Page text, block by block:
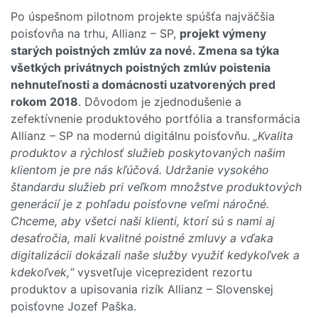
Po úspešnom pilotnom projekte spúšťa najväčšia
poisťovňa na trhu, Allianz – SP, projekt výmeny
starých poistných zmlúv za nové. Zmena sa týka
všetkých privátnych poistných zmlúv poistenia
nehnuteľnosti a domácnosti uzatvorených pred
rokom 2018. Dôvodom je zjednodušenie a
zefektívnenie produktového portfólia a transformácia
Allianz – SP na modernú digitálnu poisťovňu. „Kvalita
produktov a rýchlosť služieb poskytovaných našim
klientom je pre nás kľúčová. Udržanie vysokého
štandardu služieb pri veľkom množstve produktových
generácií je z pohľadu poisťovne veľmi náročné.
Chceme, aby všetci naši klienti, ktorí sú s nami aj
desaťročia, mali kvalitné poistné zmluvy a vďaka
digitalizácii dokázali naše služby využiť kedykoľvek a
kdekoľvek,“vysvetľuje viceprezident rezortu
produktov a upisovania rizík Allianz – Slovenskej
poisťovne Jozef Paška.